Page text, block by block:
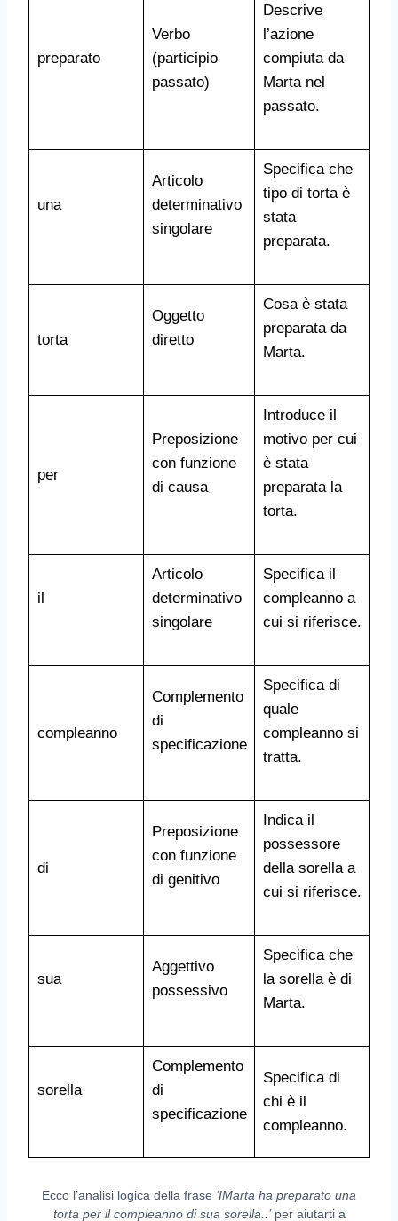
preparato
Verbo
(participio
passato)
Descrive
l’azione
compiuta da
Marta nel
passato.
una
Articolo
determinativo
singolare
Specifica che
tipo di torta è
stata
preparata.
torta
Oggetto
diretto
Cosa è stata
preparata da
Marta.
per
Preposizione
con funzione
di causa
Introduce il
motivo per cui
è stata
preparata la
torta.
il
Articolo
determinativo
singolare
Specifica il
compleanno a
cui si riferisce.
compleanno
Complemento
di
specificazione
Specifica di
quale
compleanno si
tratta.
di
Preposizione
con funzione
di genitivo
Indica il
possessore
della sorella a
cui si riferisce.
sua
Aggettivo
possessivo
Specifica che
la sorella è di
Marta.
sorella
Complemento
di
specificazione
Specifica di
chi è il
compleanno.
Ecco l’analisi logica della frase ‘IMarta ha preparato una
torta per il compleanno di sua sorella..’per aiutarti a